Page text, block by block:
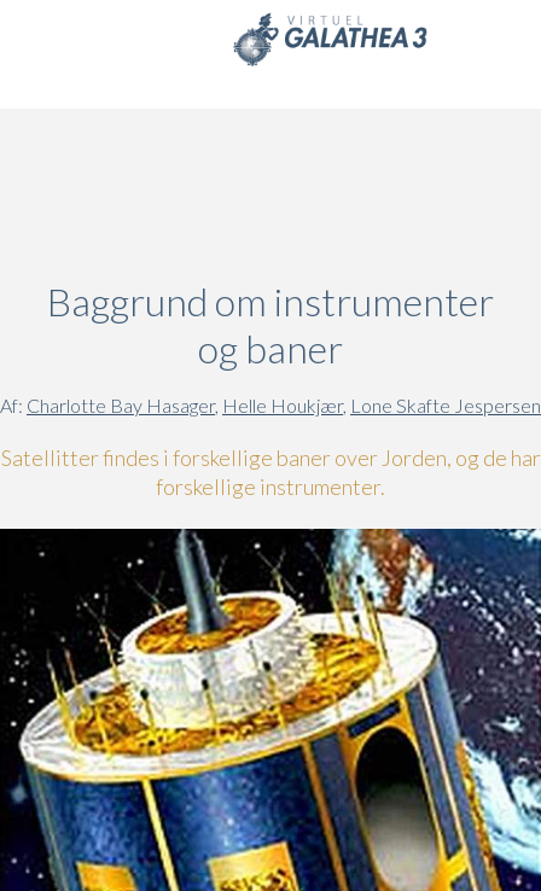
Baggrund om instrumenter
og baner
Af: Charlotte Bay Hasager, Helle Houkjær, Lone Skafte Jespersen
Satellitter findes i forskellige baner over Jorden, og de har
forskellige instrumenter.